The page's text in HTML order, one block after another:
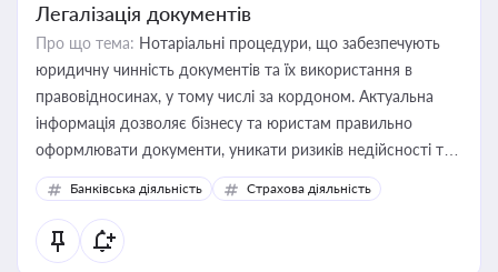
Легалізація документів
Про що тема: Нотаріальні процедури, що забезпечують
юридичну чинність документів та їх використання в
правовідносинах, у тому числі за кордоном. Актуальна
інформація дозволяє бізнесу та юристам правильно
оформлювати документи, уникати ризиків недійсності та
забезпечувати їх належне прийняття органами влади та
контрагентами
Банківська діяльність Страхова діяльність